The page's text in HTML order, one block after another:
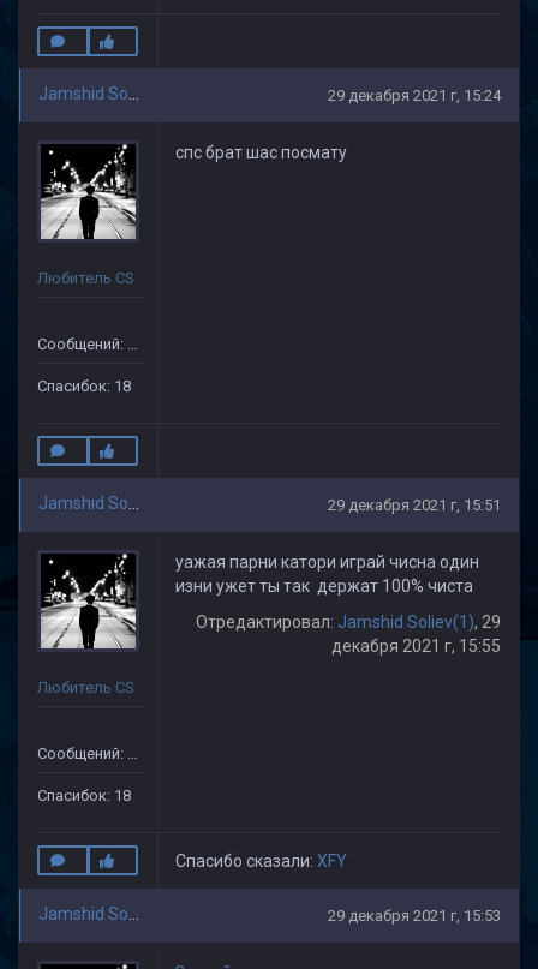
29 декабря 2021 г, 15:24
Любитель CS
Сообщений: 505
Спасибок: 18
спс брат шас посмату
29 декабря 2021 г, 15:51
Любитель CS
Сообщений: 505
Спасибок: 18
уажая парни катори играй чисна один
изни ужет ты так держат 100% чиста
Отредактировал: Jamshid Soliev(1), 29
декабря 2021 г, 15:55
Спасибо сказали: XFY
29 декабря 2021 г, 15:53